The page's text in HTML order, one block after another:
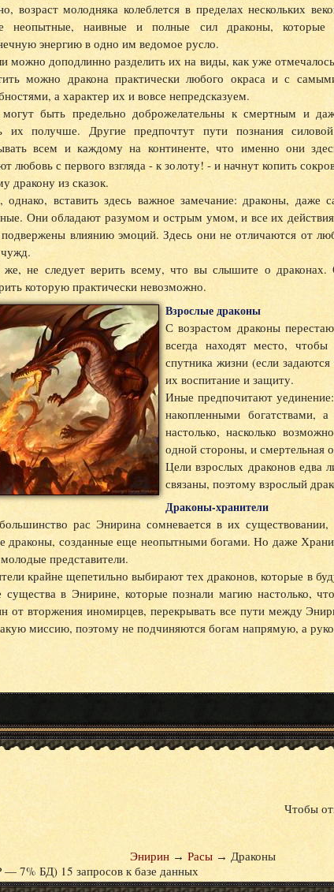
возраст молодняка колеблется в пределах нескольких
неопытные, наивные и полные сил драконы, которые
энергию в одно им ведомое русло.
можно доподлинно разделить их на виды, как уже
можно дракона практически любого окраса и с
а характер их и вовсе непредсказуем.
быть предельно доброжелательны к смертным и
их получше. Другие предпочтут пути познания
всем и каждому на континенте, что именно они
любовь с первого взгляда - к золоту! - и начнут копить
дракону из сказок.
однако, вставить здесь важное замечание: драконы, даже
Они обладают разумом и острым умом, и все их
подвержены влиянию эмоций. Здесь они не отличаются от
не следует верить всему, что вы слышите о драконах.
которую практически невозможно.
Взрослые драконы
С возрастом драконы
всегда находят место,
спутника жизни (если
их воспитание и защиту.
Иные предпочитают
накопленными богатствами,
настолько, насколько
одной стороны, и смертельная
Цели взрослых драконов
связаны, поэтому взрослый
Драконы-хранители
рас Энирина сомневается в их
драконы, созданные еще неопытными богами. Но даже
представители.
крайне щепетильно выбирают тех драконов, которые в
существа в Энирине, которые познали магию настолько,
от вторжения иномирцев, перекрывать все пути между
миссию, поэтому не подчиняются богам напрямую, а
Чтобы
Энирин → Расы → Драконы
— 7% БД) 15 запросов к базе данных